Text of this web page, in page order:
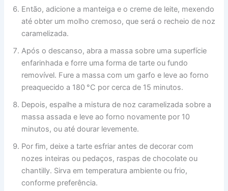
Então, adicione a manteiga e o creme de leite, mexendo
até obter um molho cremoso, que será o recheio de noz
caramelizada.
Após o descanso, abra a massa sobre uma superfície
enfarinhada e forre uma forma de tarte ou fundo
removível. Fure a massa com um garfo e leve ao forno
preaquecido a 180 °C por cerca de 15 minutos.
Depois, espalhe a mistura de noz caramelizada sobre a
massa assada e leve ao forno novamente por 10
minutos, ou até dourar levemente.
Por fim, deixe a tarte esfriar antes de decorar com
nozes inteiras ou pedaços, raspas de chocolate ou
chantilly. Sirva em temperatura ambiente ou frio,
conforme preferência.